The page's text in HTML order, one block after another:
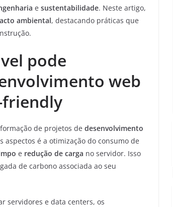
e sustentabilidade. Neste artigo,
ambiental, destacando práticas que
pode
web
friendly
de projetos de desenvolvimento
aspectos é a otimização do consumo de
e redução de carga no servidor. Isso
de carbono associada ao seu
servidores e data centers, os